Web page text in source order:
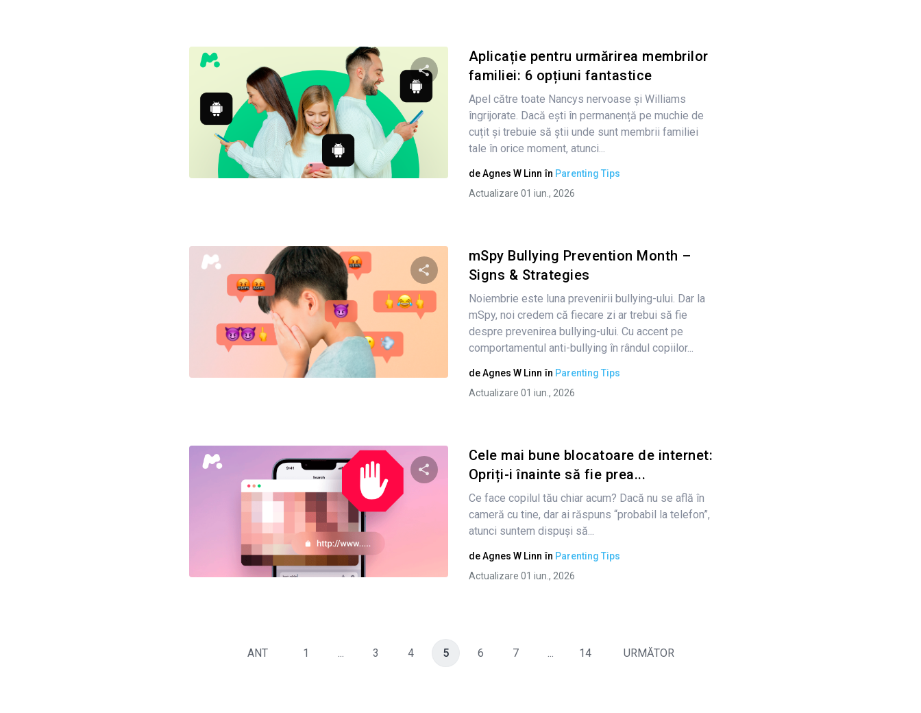
Condividi questo articolo
Aplicație pentru urmărirea membrilor
familiei: 6 opțiuni fantastice
Apel către toate Nancys nervoase și Williams
îngrijorate. Dacă ești în permanență pe muchie de
cuțit și trebuie să știi unde sunt membrii familiei
tale în orice moment, atunci...
deAgnes W Linn în Parenting Tips
Actualizare 01 iun., 2026
Condividi questo articolo
mSpy Bullying Prevention Month –
Signs & Strategies
Noiembrie este luna prevenirii bullying-ului. Dar la
mSpy, noi credem că fiecare zi ar trebui să fie
despre prevenirea bullying-ului. Cu accent pe
comportamentul anti-bullying în rândul copiilor...
deAgnes W Linn în Parenting Tips
Actualizare 01 iun., 2026
Condividi questo articolo
Facebook Copiați linkul
Cele mai bune blocatoare de internet:
Opriți-i înainte să fie prea...
Ce face copilul tău chiar acum? Dacă nu se află în
cameră cu tine, dar ai răspuns “probabil la telefon”,
atunci suntem dispuși să...
deAgnes W Linn în Parenting Tips
Actualizare 01 iun., 2026
ANT 1 ... 3 4 5 6 7 ... 14 URMĂTOR